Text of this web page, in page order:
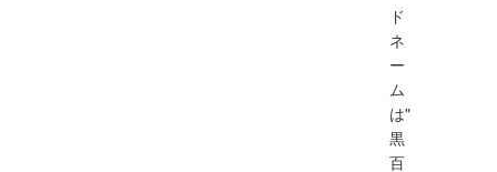
ド
ネ
ー
ム
は"
黒
百